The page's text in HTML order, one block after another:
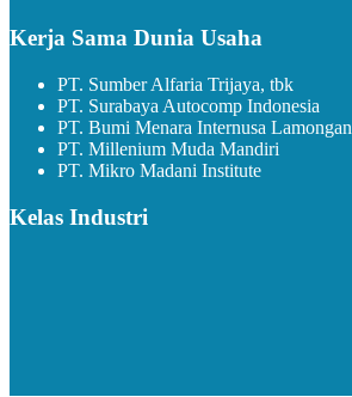
Kerja Sama Dunia Usaha
PT. Sumber Alfaria Trijaya, tbk
PT. Surabaya Autocomp Indonesia
PT. Bumi Menara Internusa Lamongan
PT. Millenium Muda Mandiri
PT. Mikro Madani Institute
Kelas Industri